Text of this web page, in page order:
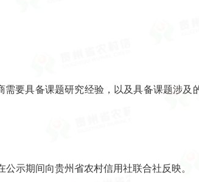
要具备课题研究经验，以及具备课题涉及
示期间向贵州省农村信用社联合社反映。